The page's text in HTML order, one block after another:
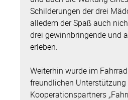
Schilderungen der drei
alledem der Spaß auch
drei gewinnbringende und
erleben.
Weiterhin wurde im
freundlichen Unterstützung
Kooperationspartners